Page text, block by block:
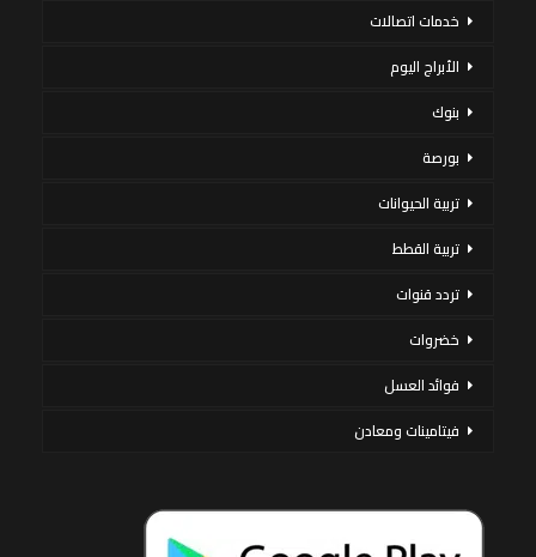
خدمات اتصالات
الأبراج اليوم
بنوك
بورصة
تربية الحيوانات
تربية القطط
تردد قنوات
خضروات
فوائد العسل
فيتامينات ومعادن